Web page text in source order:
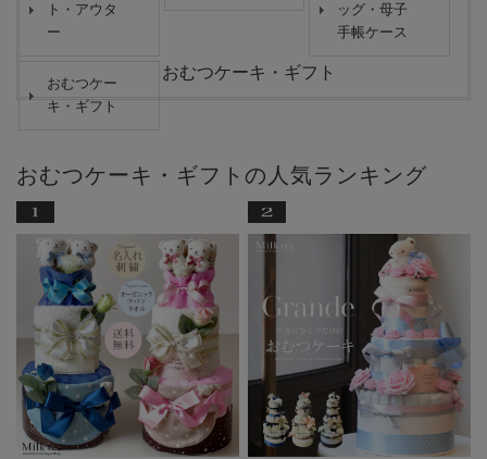
ト・アウタ
ー
ッグ・母子
手帳ケース
おむつケー
キ・ギフト
おむつケーキ・ギフト
おむつケーキ・ギフトの人気ランキング